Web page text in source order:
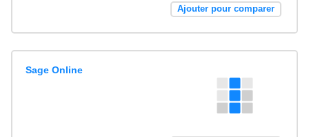
Ajouter pour comparer
Sage Online